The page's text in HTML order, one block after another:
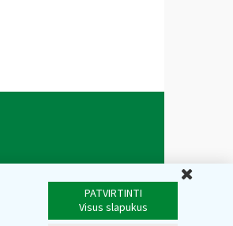
PATVIRTINTI
Visus slapukus